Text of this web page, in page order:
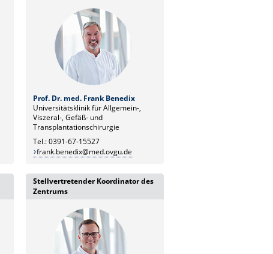
Prof. Dr. med. Frank Benedix
Universitätsklinik für Allgemein-,
Viszeral-, Gefäß- und
Transplantationschirurgie
Tel.: 0391-67-15527
frank.benedix@med.ovgu.de
Stellvertretender Koordinator des
Zentrums